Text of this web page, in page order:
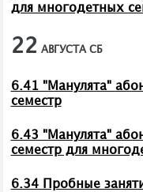
для многодетных
22 АВГУСТА СБ
6.41 "Манулята"
семестр
6.43 "Манулята"
семестр для
6.34 Пробные